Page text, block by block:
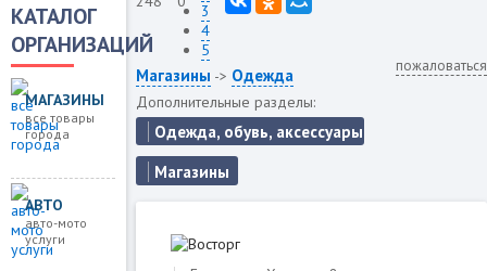
КАТАЛОГ
ОРГАНИЗАЦИЙ
МАГАЗИНЫ
все товары
города
АВТО
авто-мото
услуги
3
4
5
Магазины -> Одежда
Дополнительные разделы:
Одежда, обувь, аксессуары
Магазины
пожаловаться